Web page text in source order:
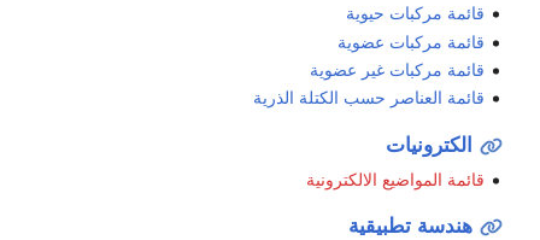
قائمة مركبات حيوية
قائمة مركبات عضوية
قائمة مركبات غير عضوية
قائمة العناصر حسب الكتلة الذرية
الكترونيات
قائمة المواضيع الالكترونية
هندسة تطبيقية